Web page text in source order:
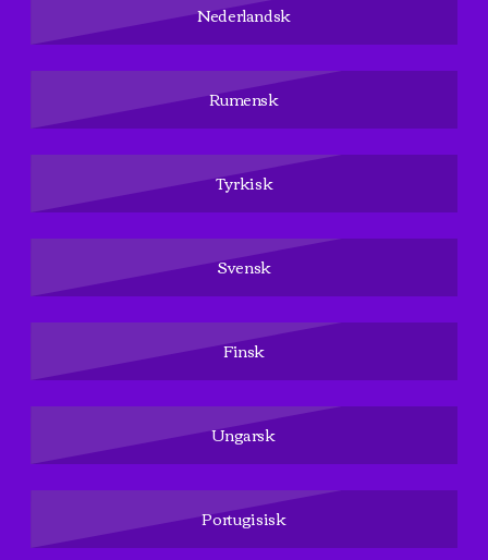
Nederlandsk
Rumensk
Tyrkisk
Svensk
Finsk
Ungarsk
Portugisisk